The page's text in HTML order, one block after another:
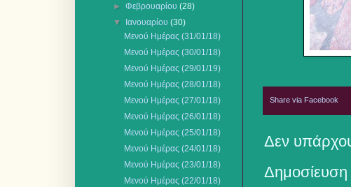
Share via Facebook
Δεν
Δημοσίευση
►Φεβρουαρίου(28)
▼
Ιανουαρίου(30)
Μενού Ημέρας (31/01/18)
Μενού Ημέρας (30/01/18)
Μενού Ημέρας (29/01/19)
Μενού Ημέρας (28/01/18)
Μενού Ημέρας (27/01/18)
Μενού Ημέρας (26/01/18)
Μενού Ημέρας (25/01/18)
Μενού Ημέρας (24/01/18)
Mενού Ημέρας (23/01/18)
Μενού Ημέρας (22/01/18)